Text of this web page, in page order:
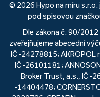
© 2026 Hypo na míru s.r.o.
pod spisovou
Dle zákona č. 90/
zveřejňujeme abecední
IČ -24278815; AKROPOL
IČ -26101181;
Broker Trust, a.s., IČ -
-14404478;